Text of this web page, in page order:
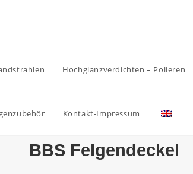
Hochglanzverdichten – Polieren
Kontakt-Impressum
BBS Felgendeckel